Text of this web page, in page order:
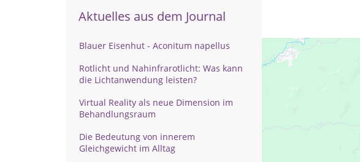
Aktuelles aus dem Journal
Blauer Eisenhut - Aconitum napellus
Rotlicht und Nahinfrarotlicht: Was kann
die Lichtanwendung leisten?
Virtual Reality als neue Dimension im
Behandlungsraum
Die Bedeutung von innerem
Gleichgewicht im Alltag